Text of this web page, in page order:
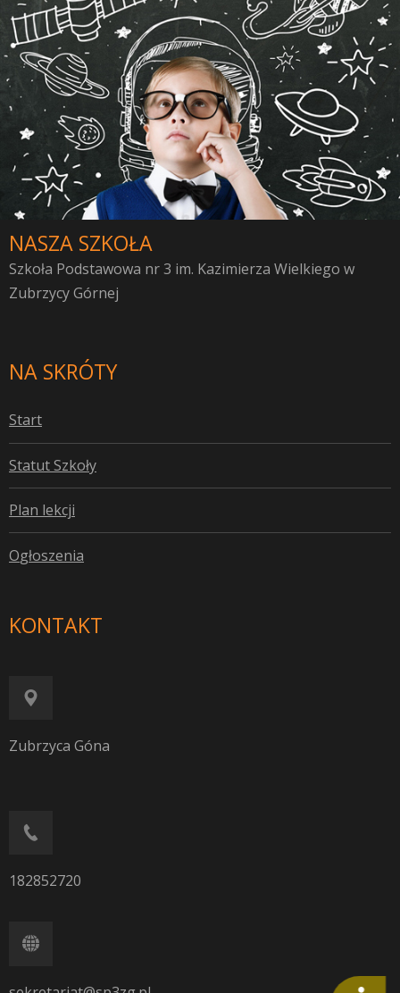
NASZA SZKOŁA
Szkoła Podstawowa nr 3 im. Kazimierza Wielkiego w
Zubrzycy Górnej
NA SKRÓTY
Start
Statut Szkoły
Plan lekcji
Ogłoszenia
KONTAKT
Zubrzyca Góna
182852720